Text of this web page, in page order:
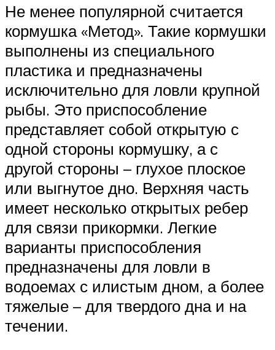
Не менее популярной считается
кормушка «Метод». Такие кормушки
выполнены из специального
пластика и предназначены
исключительно для ловли крупной
рыбы. Это приспособление
представляет собой открытую с
одной стороны кормушку, а с
другой стороны – глухое плоское
или выгнутое дно. Верхняя часть
имеет несколько открытых ребер
для связи прикормки. Легкие
варианты приспособления
предназначены для ловли в
водоемах с илистым дном, а более
тяжелые – для твердого дна и на
течении.